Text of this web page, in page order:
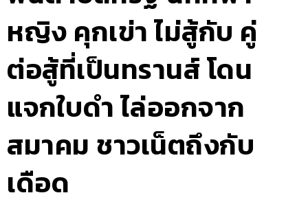
หญิง คุกเข่า ไม่สู้กับ คู่
ต่อสู้ที่เป็นทรานส์ โดน
แจกใบดำ ไล่ออกจาก
สมาคม ชาวเน็ตถึงกับ
เดือด